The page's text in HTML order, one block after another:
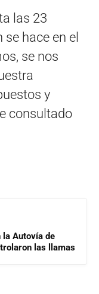
las 23
hace en el
se nos
y
consultado
la Autovía de
las llamas